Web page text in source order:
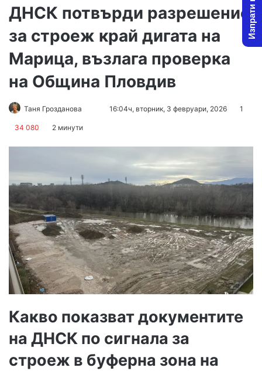
ДНСК потвърди разрешение
за строеж край дигата на
Марица, възлага проверка
на Община Пловдив
Таня Грозданова
Follow
Send16:04ч, вторник, 3 февруари, 2026 1
34 080 2 минути
Какво показват документите
на ДНСК по сигнала за
строеж в буферна зона на